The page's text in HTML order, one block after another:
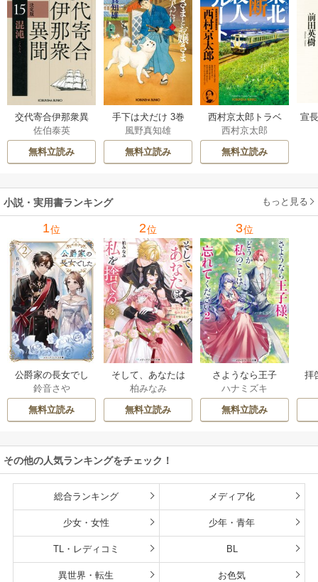
交代寄合伊那衆異
聞 15巻
佐伯泰英
無料立読み
手下は犬だけ 3巻
風野真知雄
無料立読み
西村京太郎トラベ
ルミステリー・セ
レクション 2巻
西村京太郎
無料立読み
宣
小説・実用書ランキング もっと見る
1位
公爵家の長女でし
た
鈴音さや
無料立読み
2位
そして、あなたは
私を捨てる
柏みなみ
無料立読み
3位
さようなら王子
様、どうか私のこ
とは忘れてくださ
い
ハナミズキ
無料立読み
拝
その他の人気ランキングをチェック！
総合ランキング メディア化
少女・女性 少年・青年
TL・レディコミ BL
異世界・転生 お色気